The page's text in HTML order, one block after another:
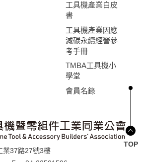
工具機產業白皮
書
工具機產業因應
減碳永續經營參
考手冊
TMBA工具機小
學堂
會員名錄
業37路27號3樓
TOP